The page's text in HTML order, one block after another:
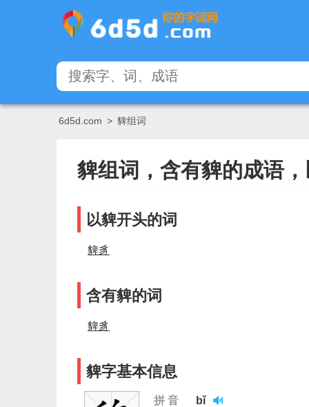
6d5d.com > 貏组词
貏组词，含有貏的成语
以貏开头的词
貏豸
含有貏的词
貏豸
貏字基本信息
拼 音
bǐ